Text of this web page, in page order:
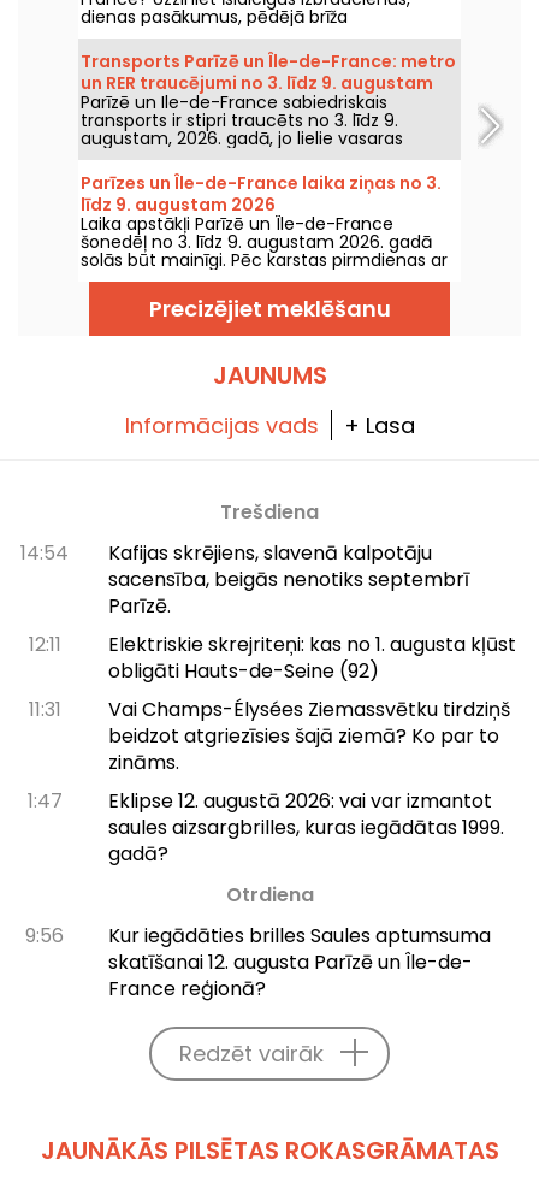
dienas pasākumus, pēdējā brīža
piedāvājumus un idejas, kuras nevajadzētu
palaist garām šajā ceturtdienā, 2026. gada
6. augustā.
Transports Parīzē un Île-de-France: metro
un RER traucējumi no 3. līdz 9. augustam
2026
Parīzē un Ile-de-France sabiedriskais
transports ir stipri traucēts no 3. līdz 9.
augustam, 2026. gadā, jo lielie vasaras
remontdarbi smagi ietekmē dažas līnijas,
saskaņā ar RATP un SNCF.
Parīzes un Île-de-France laika ziņas no 3.
līdz 9. augustam 2026
Laika apstākļi Parīzē un Île-de-France
šonedēļ no 3. līdz 9. augustam 2026. gadā
solās būt mainīgi. Pēc karstas pirmdienas ar
risku pērkona negaisu temperatūra
pakāpeniski pazemināsies, pirms nedēļas
nogalē atgriezīsies siltāks un saulaināks laiks.
Precizējiet meklēšanu
JAUNUMS
Informācijas vads + Lasa
Trešdiena
14:54
Kafijas skrējiens, slavenā kalpotāju
sacensība, beigās nenotiks septembrī
Parīzē.
12:11
Elektriskie skrejriteņi: kas no 1. augusta kļūst
obligāti Hauts-de-Seine (92)
11:31
Vai Champs-Élysées Ziemassvētku tirdziņš
beidzot atgriezīsies šajā ziemā? Ko par to
zināms.
1:47
Eklipse 12. augustā 2026: vai var izmantot
saules aizsargbrilles, kuras iegādātas 1999.
gadā?
Otrdiena
9:56
Kur iegādāties brilles Saules aptumsuma
skatīšanai 12. augusta Parīzē un Île-de-
France reģionā?
Redzēt vairāk
JAUNĀKĀS PILSĒTAS ROKASGRĀMATAS